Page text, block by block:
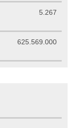
5.267
625.569.000